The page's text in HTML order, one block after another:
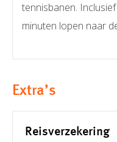
tennisbanen.
minuten lopen naar
Extra’s
Reisverzekering